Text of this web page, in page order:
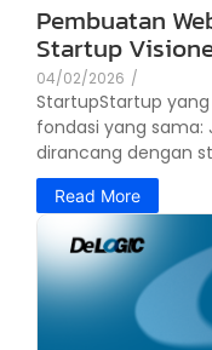
Pembuatan
Startup
04/02/2026 /
StartupStartup
fondasi yang sama:
dirancang dengan
Read More